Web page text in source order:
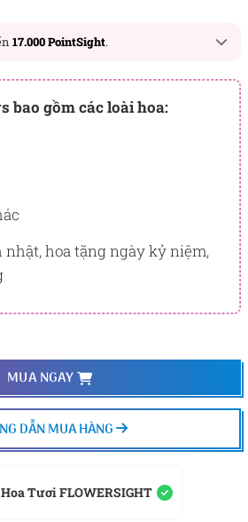
17.000 PointSight.
tính bạn sẽ được tích lũy khi mua
ứng với quyền lợi hạng
để trừ trực tiếp vào đơn hàng hoặc
bạn.
bao gồm các loài hoa:
hoa tặng ngày kỷ niệm,
MUA NGAY
DẪN MUA HÀNG
Tươi FLOWERSIGHT